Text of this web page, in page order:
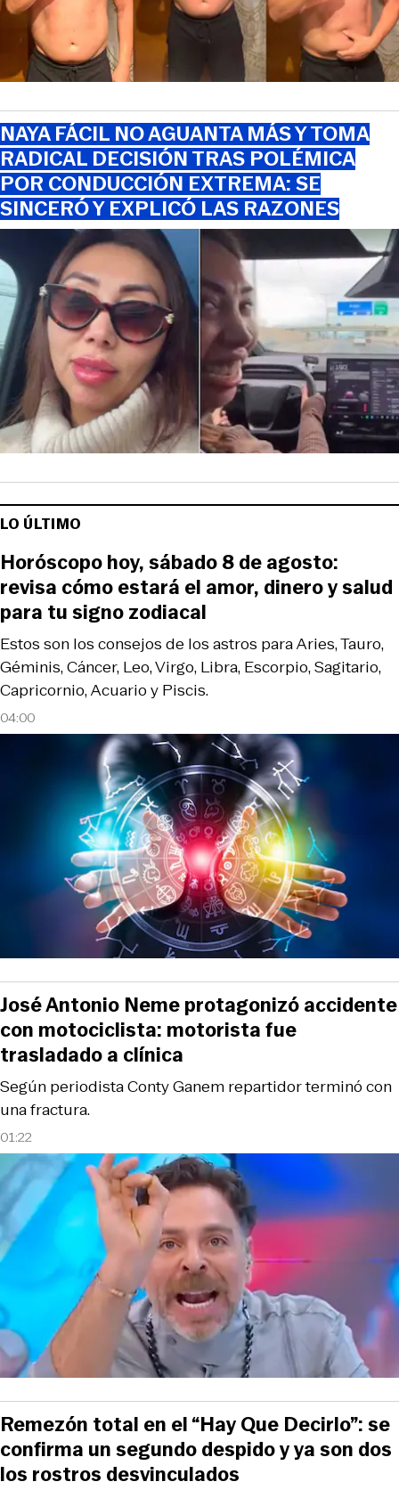
NAYA FÁCIL NO AGUANTA MÁS Y TOMA
RADICAL DECISIÓN TRAS POLÉMICA
POR CONDUCCIÓN EXTREMA: SE
SINCERÓ Y EXPLICÓ LAS RAZONES
LO ÚLTIMO
04:00
Estos son los consejos de los astros para Aries, Tauro,
Géminis, Cáncer, Leo, Virgo, Libra, Escorpio, Sagitario,
Capricornio, Acuario y Piscis.
Horóscopo hoy, sábado 8 de agosto:
revisa cómo estará el amor, dinero y salud
para tu signo zodiacal
01:22
Según periodista Conty Ganem repartidor terminó con
una fractura.
José Antonio Neme protagonizó accidente
con motociclista: motorista fue
trasladado a clínica
Remezón total en el “Hay Que Decirlo”: se
confirma un segundo despido y ya son dos
los rostros desvinculados